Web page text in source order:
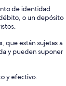
de identidad
o un depósito
que están sujetas a
y pueden suponer
y efectivo.